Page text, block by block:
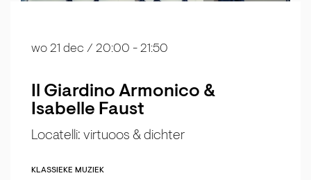
Il Giardino Armonico &
Isabelle Faust
Locatelli: virtuoos & dichter
wo 21 dec / 20:00 - 21:50
KLASSIEKE MUZIEK